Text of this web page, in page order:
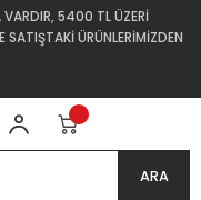
VARDIR, 5400 TL ÜZERİ
SATIŞTAKİ ÜRÜNLERİMİZDEN
ARA